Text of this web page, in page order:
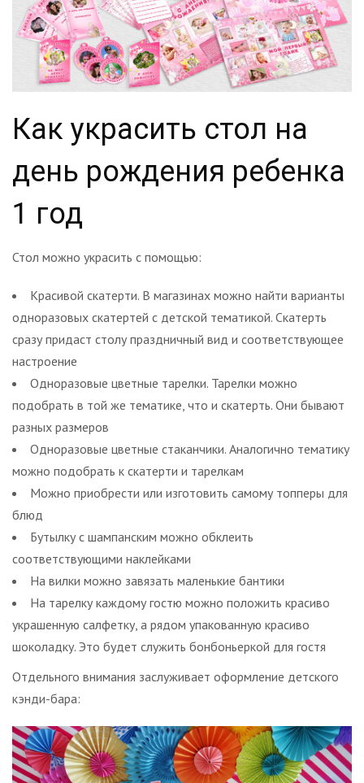
Как украсить стол на
день рождения ребенка
1 год
Стол можно украсить с помощью:
Красивой скатерти. В магазинах можно найти варианты
одноразовых скатертей с детской тематикой. Скатерть
сразу придаст столу праздничный вид и соответствующее
настроение
Одноразовые цветные тарелки. Тарелки можно
подобрать в той же тематике, что и скатерть. Они бывают
разных размеров
Одноразовые цветные стаканчики. Аналогично тематику
можно подобрать к скатерти и тарелкам
Можно приобрести или изготовить самому топперы для
блюд
Бутылку с шампанским можно обклеить
соответствующими наклейками
На вилки можно завязать маленькие бантики
На тарелку каждому гостю можно положить красиво
украшенную салфетку, а рядом упакованную красиво
шоколадку. Это будет служить бонбоньеркой для гостя
Отдельного внимания заслуживает оформление детского
кэнди-бара: